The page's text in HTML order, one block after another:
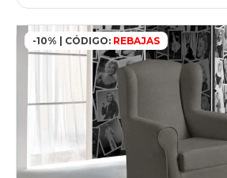
-10% | CÓDIGO: REBAJAS